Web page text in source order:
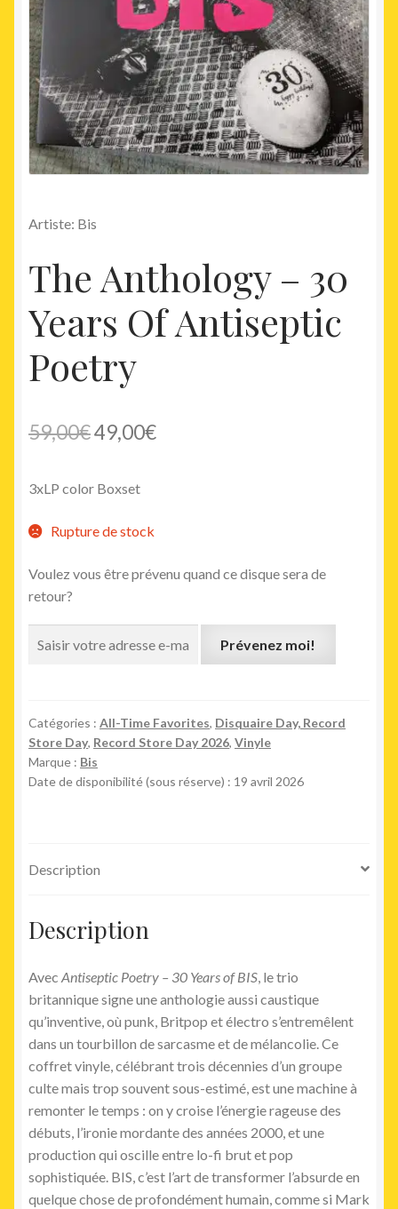
Artiste: Bis
The Anthology – 30
Years Of Antiseptic
Poetry
59,00€Le
initial
était :
49,00€Le
3xLP color Boxset
Rupture de stock
Voulez vous être prévenu quand ce disque sera de
retour?
Prévenez moi!
Catégories : All-Time Favorites, Disquaire Day, Record
Store Day, Record Store Day 2026, Vinyle
Marque : Bis
Date de disponibilité (sous réserve) : 19 avril 2026
Description
Description
Avec Antiseptic Poetry – 30 Years of BIS, le trio
britannique signe une anthologie aussi caustique
qu’inventive, où punk, Britpop et électro s’entremêlent
dans un tourbillon de sarcasme et de mélancolie. Ce
coffret vinyle, célébrant trois décennies d’un groupe
culte mais trop souvent sous-estimé, est une machine à
remonter le temps : on y croise l’énergie rageuse des
débuts, l’ironie mordante des années 2000, et une
production qui oscille entre lo-fi brut et pop
sophistiquée. BIS, c’est l’art de transformer l’absurde en
quelque chose de profondément humain, comme si Mark